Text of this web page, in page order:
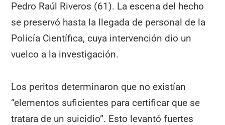
Pedro Raúl Riveros (61). La escena del hecho
se preservó hasta la llegada de personal de la
Policía Científica, cuya intervención dio un
vuelco a la investigación.
Los peritos determinaron que no existían
“elementos suficientes para certificar que se
tratara de un suicidio”. Esto levantó fuertes